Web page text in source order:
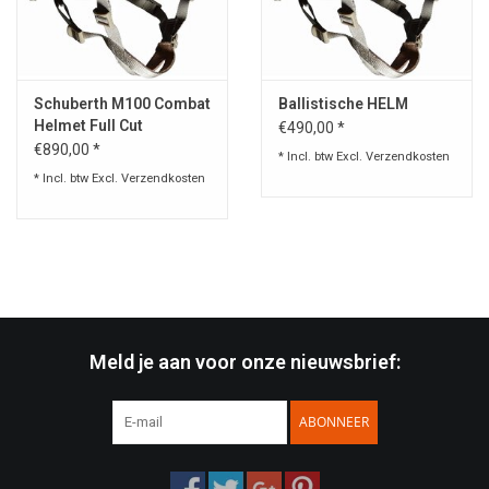
Speelgoed
Survival
Schuberth M100 Combat
Helmet Full Cut
€890,00 *
* Incl. btw Excl. Verzendkosten
Ballistische HELM
€490,00 *
* Incl. btw Excl. Verzendkosten
Meld je aan voor onze nieuwsbrief:
ABONNEER